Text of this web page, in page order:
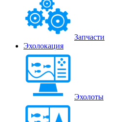
Запчасти
Эхолокация
Эхолоты